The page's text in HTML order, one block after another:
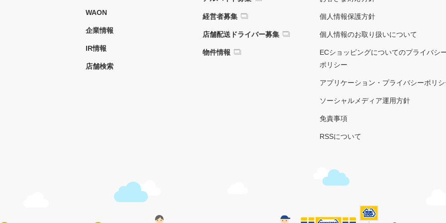
WAON
企業情報
IR情報
店舗検索
経営者募集
店舗配送ドライバー募集
物件情報
個人情報保護方針
個人情報のお取り扱いについて
ECショッピングについてのプライバシ
ポリシー
アプリケーション・プライバシーポリ
ソーシャルメディア運用方針
免責事項
RSSについて